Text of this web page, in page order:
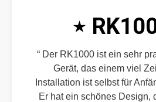
Der RK1000 ist ein sehr
Gerät, das einem viel
Installation ist selbst für
Er hat ein schönes Design,